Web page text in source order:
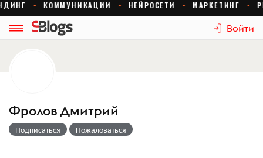
Войти
Фролов Дмитрий
Подписаться Пожаловаться